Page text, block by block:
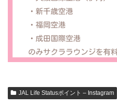
JAL Life Statusポイント – Instagram